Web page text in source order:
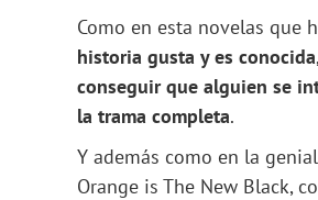
Como en esta novelas que
historia gusta y es
conseguir que alguien se
la trama completa.
Y además como en la
Orange is The New Black,